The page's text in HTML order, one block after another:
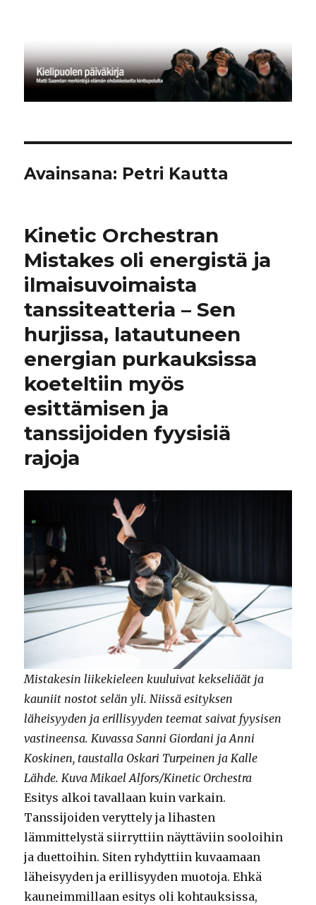
Avainsana: Petri Kautta
Kinetic Orchestran
Mistakes oli energistä ja
ilmaisuvoimaista
tanssiteatteria – Sen
hurjissa, latautuneen
energian purkauksissa
koeteltiin myös
esittämisen ja
tanssijoiden fyysisiä
rajoja
Mistakesin liikekieleen kuuluivat kekseliäät ja
kauniit nostot selän yli. Niissä esityksen
läheisyyden ja erillisyyden teemat saivat fyysisen
vastineensa. Kuvassa Sanni Giordani ja Anni
Koskinen, taustalla Oskari Turpeinen ja Kalle
Lähde. Kuva Mikael Alfors/Kinetic Orchestra
Esitys alkoi tavallaan kuin varkain.
Tanssijoiden veryttely ja lihasten
lämmittelystä siirryttiin näyttäviin sooloihin
ja duettoihin. Siten ryhdyttiin kuvaamaan
läheisyyden ja erillisyyden muotoja. Ehkä
kauneimmillaan esitys oli kohtauksissa,